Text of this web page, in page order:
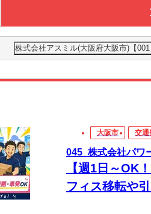
株式会社アスミル(大阪府大阪市)【
大阪市 交通
045_株式会社パワ
【週1日～OK
フィス移転や